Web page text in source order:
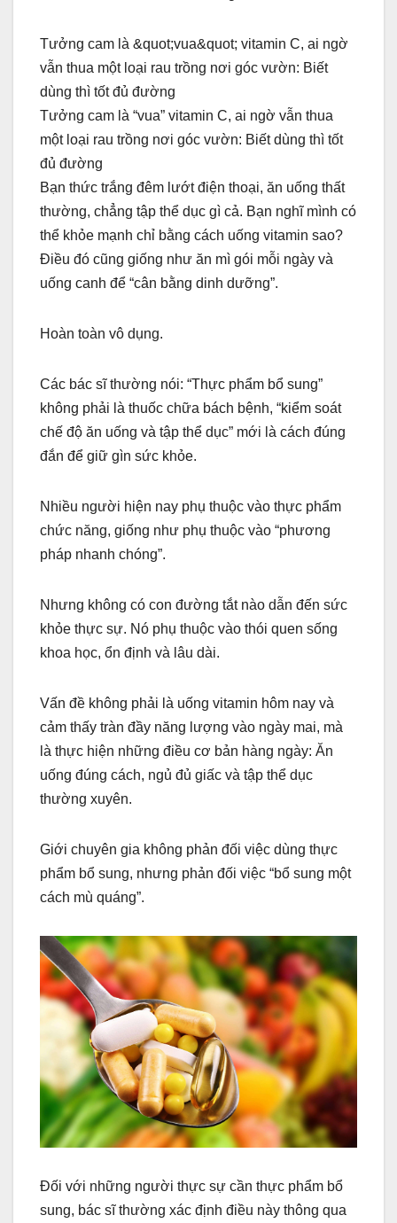
Tưởng cam là &quot;vua&quot; vitamin C, ai ngờ
vẫn thua một loại rau trồng nơi góc vườn: Biết
dùng thì tốt đủ đường
Tưởng cam là “vua” vitamin C, ai ngờ vẫn thua
một loại rau trồng nơi góc vườn: Biết dùng thì tốt
đủ đường
Bạn thức trắng đêm lướt điện thoại, ăn uống thất
thường, chẳng tập thể dục gì cả. Bạn nghĩ mình có
thể khỏe mạnh chỉ bằng cách uống vitamin sao?
Điều đó cũng giống như ăn mì gói mỗi ngày và
uống canh để “cân bằng dinh dưỡng”.
Hoàn toàn vô dụng.
Các bác sĩ thường nói: “Thực phẩm bổ sung”
không phải là thuốc chữa bách bệnh, “kiểm soát
chế độ ăn uống và tập thể dục” mới là cách đúng
đắn để giữ gìn sức khỏe.
Nhiều người hiện nay phụ thuộc vào thực phẩm
chức năng, giống như phụ thuộc vào “phương
pháp nhanh chóng”.
Nhưng không có con đường tắt nào dẫn đến sức
khỏe thực sự. Nó phụ thuộc vào thói quen sống
khoa học, ổn định và lâu dài.
Vấn đề không phải là uống vitamin hôm nay và
cảm thấy tràn đầy năng lượng vào ngày mai, mà
là thực hiện những điều cơ bản hàng ngày: Ăn
uống đúng cách, ngủ đủ giấc và tập thể dục
thường xuyên.
Giới chuyên gia không phản đối việc dùng thực
phẩm bổ sung, nhưng phản đối việc “bổ sung một
cách mù quáng”.
Đối với những người thực sự cần thực phẩm bổ
sung, bác sĩ thường xác định điều này thông qua